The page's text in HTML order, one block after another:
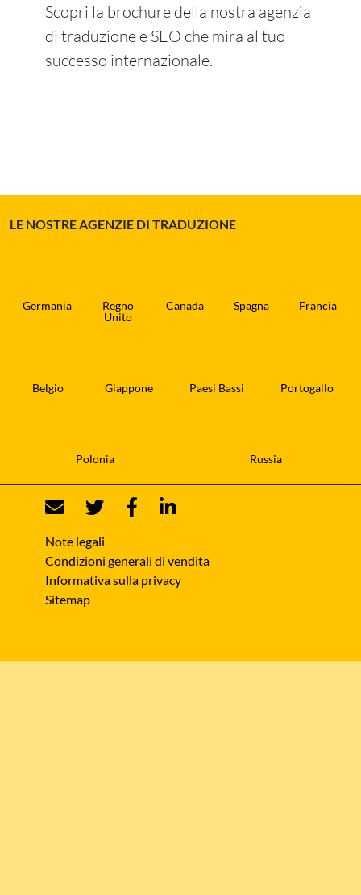
Scopri la brochure della nostra agenzia
di traduzione e SEO che mira al tuo
successo internazionale.
LE NOSTRE AGENZIE DI TRADUZIONE
Germania
Regno
Unito
Canada Spagna Francia
Belgio Giappone Paesi Bassi Portogallo
Polonia Russia
Note legali
Condizioni generali di vendita
Informativa sulla privacy
Sitemap